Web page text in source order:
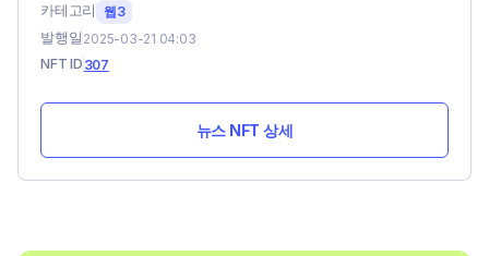
카테고리 웹3
발행일 2025-03-21 04:03
NFT ID 307
뉴스 NFT 상세